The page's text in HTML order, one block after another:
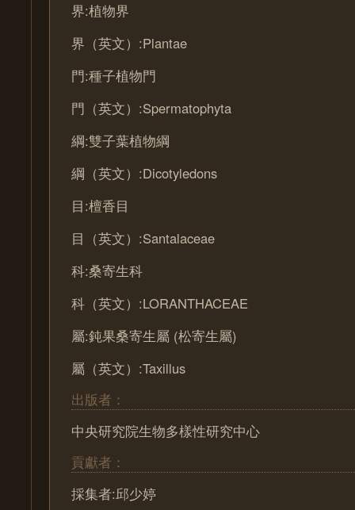
界:植物界
界（英文）:Plantae
門:種子植物門
門（英文）:Spermatophyta
綱:雙子葉植物綱
綱（英文）:Dicotyledons
目:檀香目
目（英文）:Santalaceae
科:桑寄生科
科（英文）:LORANTHACEAE
屬:鈍果桑寄生屬 (松寄生屬)
屬（英文）:Taxillus
出版者：
中央研究院生物多樣性研究中心
貢獻者：
採集者:邱少婷